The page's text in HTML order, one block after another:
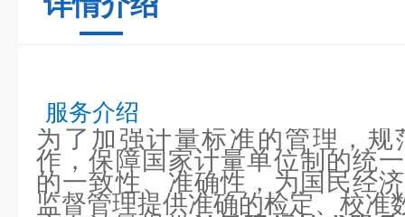
服务介绍
为了加强计量标准的管理，
作，保障国家计量单位制的统
的一致性、准确性，为国民经
监督管理提供准确的检定、校准